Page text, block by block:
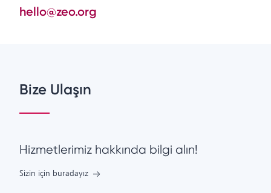
hello@zeo.org
Bize Ulaşın
Hizmetlerimiz hakkında bilgi alın!
Sizin için buradayız